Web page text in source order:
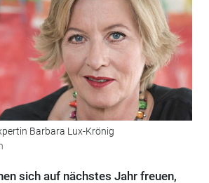
Barbara Lux-Krönig
sich auf nächstes Jahr freuen,